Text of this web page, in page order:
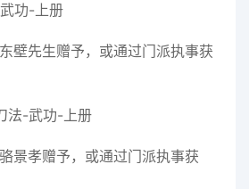
功-上册
壁先生赠予，或通过门派执事获
法-武功-上册
景孝赠予，或通过门派执事获